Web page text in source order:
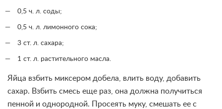
0,5 ч. л. соды;
0,5 ч. л. лимонного сока;
3 ст. л. сахара;
1 ст. л. растительного масла.
Яйца взбить миксером добела, влить воду, добавить
сахар. Взбить смесь еще раз, она должна получиться
пенной и однородной. Просеять муку, смешать ее с